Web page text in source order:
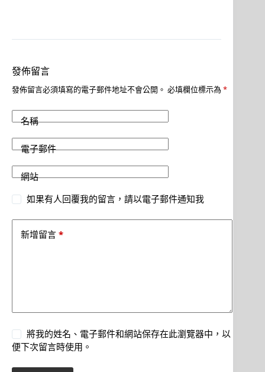
發佈留言
發佈留言必須填寫的電子郵件地址不會公開。 必填欄位標示為 *
名稱
電子郵件
網站
如果有人回覆我的留言，請以電子郵件通知我
新增留言 *
將我的姓名、電子郵件和網站保存在此瀏覽器中，以
便下次留言時使用。